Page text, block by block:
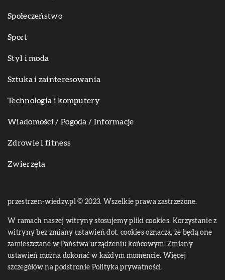
Społeczeństwo
Sport
Styl i moda
Sztuka i zainteresowania
Technologia i komputery
Wiadomości / Pogoda / Informacje
Zdrowie i fitness
Zwierzęta
przestrzen-wiedzy.pl © 2023. Wszelkie prawa zastrzeżone.
W ramach naszej witryny stosujemy pliki cookies. Korzystanie z
witryny bez zmiany ustawień dot. cookies oznacza, że będą one
zamieszczane w Państwa urządzeniu końcowym. Zmiany
ustawień można dokonać w każdym momencie. Więcej
szczegółów na podstronie Polityka prywatności.